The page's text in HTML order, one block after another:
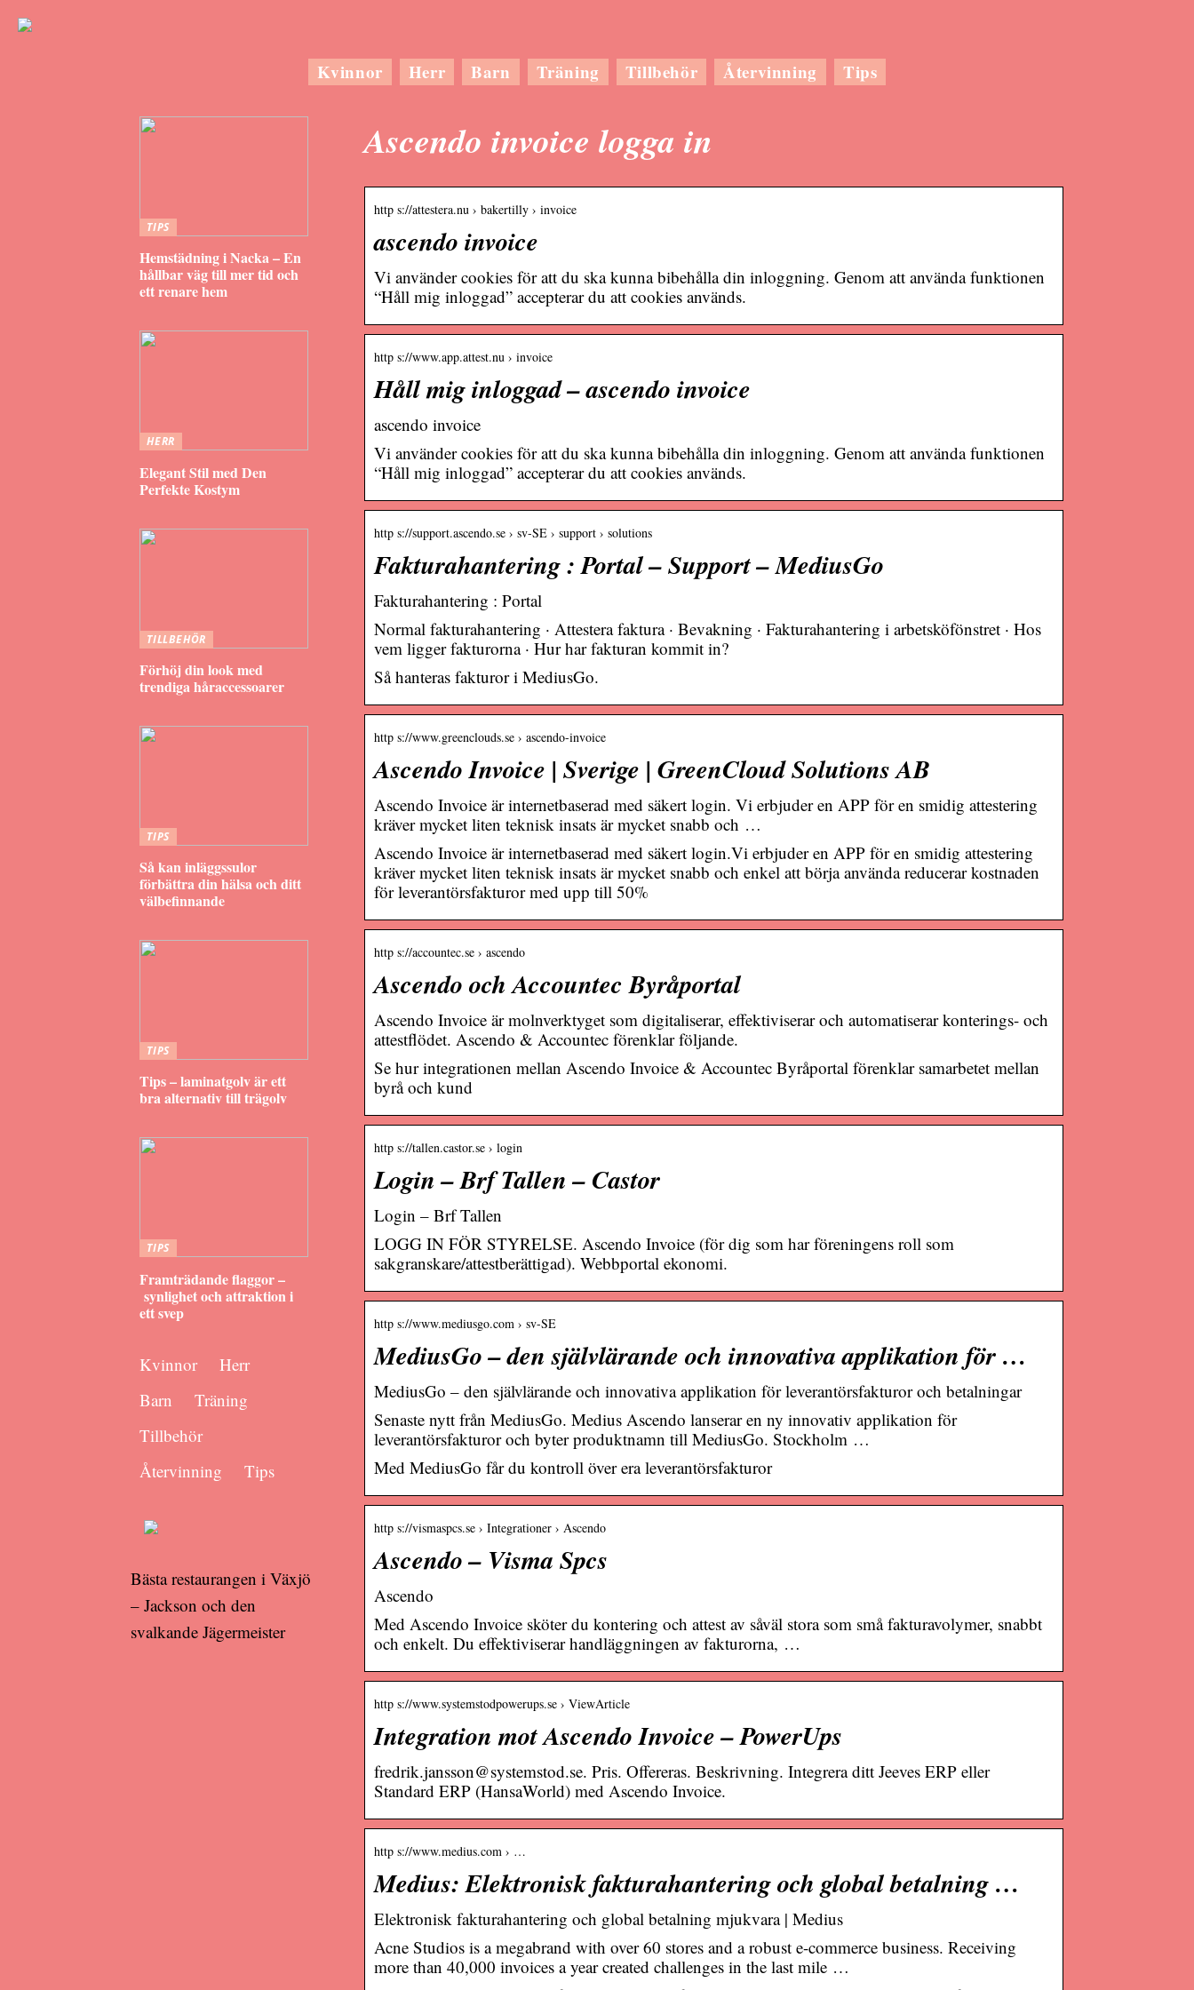
Kvinnor Herr Barn Träning Tillbehör Återvinning Tips
Ascendo invoice logga in
http s://attestera.nu › bakertilly › invoice
ascendo invoice
Vi använder cookies för att du ska kunna bibehålla din inloggning. Genom att använda funktionen
“Håll mig inloggad” accepterar du att cookies används.
http s://www.app.attest.nu › invoice
Håll mig inloggad – ascendo invoice
ascendo invoice
Vi använder cookies för att du ska kunna bibehålla din inloggning. Genom att använda funktionen
“Håll mig inloggad” accepterar du att cookies används.
http s://support.ascendo.se › sv-SE › support › solutions
Fakturahantering : Portal – Support – MediusGo
Fakturahantering : Portal
Normal fakturahantering · Attestera faktura · Bevakning · Fakturahantering i arbetsköfönstret · Hos
vem ligger fakturorna · Hur har fakturan kommit in?
Så hanteras fakturor i MediusGo.
http s://www.greenclouds.se › ascendo-invoice
Ascendo Invoice | Sverige | GreenCloud Solutions AB
Ascendo Invoice är internetbaserad med säkert login. Vi erbjuder en APP för en smidig attestering
kräver mycket liten teknisk insats är mycket snabb och …
Ascendo Invoice är internetbaserad med säkert login.Vi erbjuder en APP för en smidig attestering
kräver mycket liten teknisk insats är mycket snabb och enkel att börja använda reducerar kostnaden
för leverantörsfakturor med upp till 50%​
http s://accountec.se › ascendo
Ascendo och Accountec Byråportal
Ascendo Invoice är molnverktyget som digitaliserar, effektiviserar och automatiserar konterings- och
attestflödet. Ascendo & Accountec förenklar följande.
Se hur integrationen mellan Ascendo Invoice & Accountec Byråportal förenklar samarbetet mellan
byrå och kund
http s://tallen.castor.se › login
Login – Brf Tallen – Castor
Login – Brf Tallen
LOGG IN FÖR STYRELSE. Ascendo Invoice (för dig som har föreningens roll som
sakgranskare/attestberättigad). Webbportal ekonomi.
http s://www.mediusgo.com › sv-SE
MediusGo – den självlärande och innovativa applikation för …
MediusGo – den självlärande och innovativa applikation för leverantörsfakturor och betalningar
Senaste nytt från MediusGo. Medius Ascendo lanserar en ny innovativ applikation för
leverantörsfakturor och byter produktnamn till MediusGo. Stockholm …
Med MediusGo får du kontroll över era leverantörsfakturor
http s://vismaspcs.se › Integrationer › Ascendo
Ascendo – Visma Spcs
Ascendo
Med Ascendo Invoice sköter du kontering och attest av såväl stora som små fakturavolymer, snabbt
och enkelt. Du effektiviserar handläggningen av fakturorna, …
http s://www.systemstodpowerups.se › ViewArticle
Integration mot Ascendo Invoice – PowerUps
fredrik.jansson@systemstod.se. Pris. Offereras. Beskrivning. Integrera ditt Jeeves ERP eller
Standard ERP (HansaWorld) med Ascendo Invoice.
http s://www.medius.com › …
Medius: Elektronisk fakturahantering och global betalning …
Elektronisk fakturahantering och global betalning mjukvara | Medius
Acne Studios is a megabrand with over 60 stores and a robust e-commerce business. Receiving
more than 40,000 invoices a year created challenges in the last mile …
TIPS
Hemstädning i Nacka – En
hållbar väg till mer tid och
ett renare hem
HERR
Elegant Stil med Den
Perfekte Kostym
TILLBEHÖR
Förhöj din look med
trendiga håraccessoarer
TIPS
Så kan inläggssulor
förbättra din hälsa och ditt
välbefinnande
TIPS
Tips – laminatgolv är ett
bra alternativ till trägolv
TIPS
Framträdande flaggor –
synlighet och attraktion i
ett svep
Kvinnor
Herr
Barn
Träning
Tillbehör
Återvinning
Tips
Bästa restaurangen i Växjö
– Jackson och den
svalkande Jägermeister